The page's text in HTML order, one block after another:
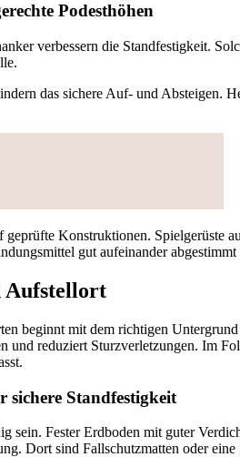
Podesthöhen
verbessern die Standfestigkeit.
das sichere Auf- und Absteigen.
Konstruktionen. Spielgerüste
gut aufeinander abgestimmt
Aufstellort
beginnt mit dem richtigen
und reduziert Sturzverletzungen. Im
Standfestigkeit
sein. Fester Erdboden mit guter
Dort sind Fallschutzmatten oder